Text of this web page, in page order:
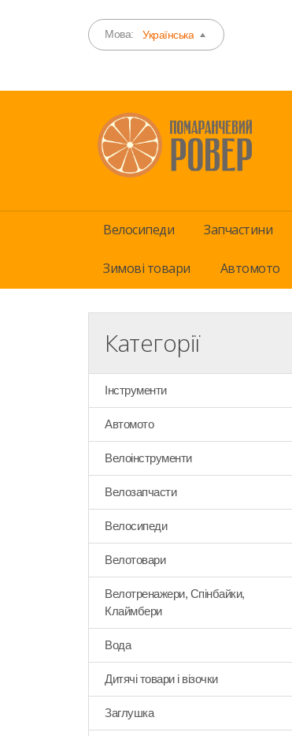
Мова: Українська
Велосипеди Запчастини
Зимові товари Автомото
Категорії
Інструменти
Автомото
Велоінструменти
Велозапчасти
Велосипеди
Велотовари
Велотренажери, Спінбайки,
Клаймбери
Вода
Дитячі товари і візочки
Заглушка